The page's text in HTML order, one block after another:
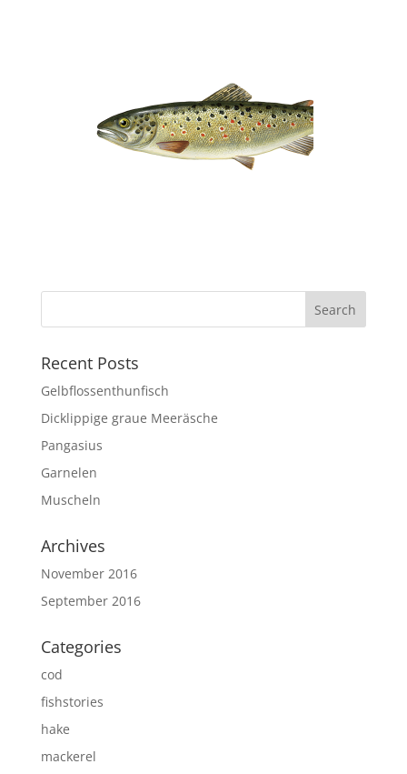
Recent Posts
Gelbflossenthunfisch
Dicklippige graue Meeräsche
Pangasius
Garnelen
Muscheln
Archives
November 2016
September 2016
Categories
cod
fishstories
hake
mackerel